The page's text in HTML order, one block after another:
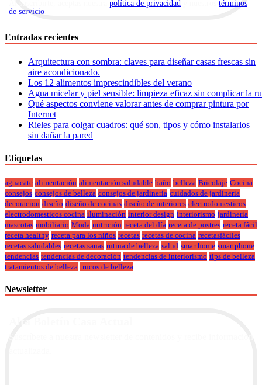
política de privacidad
términos
de servicio
Entradas recientes
Arquitectura con sombra: claves para diseñar casas frescas sin
aire acondicionado.
Los 12 alimentos imprescindibles del verano
Agua micelar y piel sensible: limpieza eficaz sin complicar la
Qué aspectos conviene valorar antes de comprar pintura por
Internet
Rieles para colgar cuadros: qué son, tipos y cómo instalarlos
sin dañar la pared
Etiquetas
aguacate alimentación alimentación saludable baño belleza Bricolaje Cocina
consejos consejos de belleza consejos de jardineria cuidados de jardineria
decoracion diseño diseño de cocinas diseño de interiores electrodomesticos
electrodomesticos cocina iluminación interior design interiorismo jardineria
mascotas mobiliario Moda nutrición receta del día receta de postres receta fácil
receta healthy receta para los niños recetas recetas de cocina recetasfáciles
recetas saludables recetas sanas rutina de belleza salud smarthome smartphone
tendencias tendencias de decoración tendencias de interiorismo tips de belleza
tratamientos de belleza trucos de belleza
Newsletter